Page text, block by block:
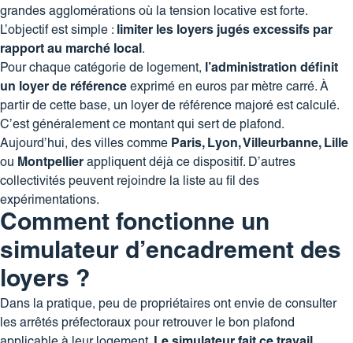
grandes agglomérations où la tension locative est forte.
L’objectif est simple : limiter les loyers jugés excessifs par
rapport au marché local .
Pour chaque catégorie de logement,
l’administration définit
un loyer de référence exprimé en euros par mètre carré. À
partir de cette base, un loyer de référence majoré est calculé.
C’est généralement ce montant qui sert de plafond.
Aujourd’hui, des villes comme Paris, Lyon, Villeurbanne, Lille
ou Montpellier appliquent déjà ce dispositif. D’autres
collectivités peuvent rejoindre la liste au fil des
expérimentations.
Comment fonctionne un
simulateur d’encadrement des
loyers ?
Dans la pratique, peu de propriétaires ont envie de consulter
les arrêtés préfectoraux pour retrouver le bon plafond